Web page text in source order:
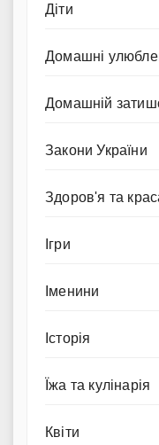
Діти
Домашні
Домашній
Закони України
Здоров'я та
Ігри
Іменини
Історія
Їжа та кулінарія
Квіти